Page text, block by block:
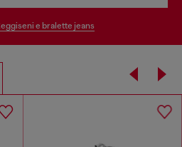
reggiseni e bralette jeans